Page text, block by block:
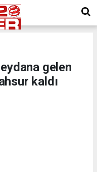
gelen
kaldı